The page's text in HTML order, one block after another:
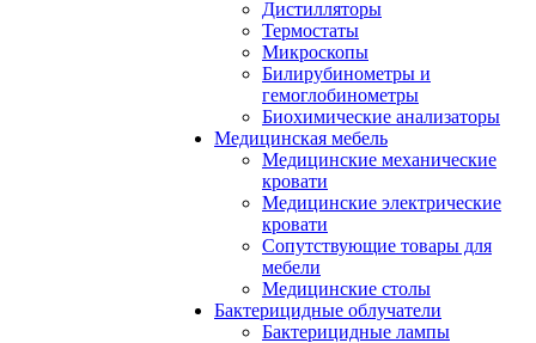
Дистилляторы
Термостаты
Микроскопы
Билирубинометры и
гемоглобинометры
Биохимические анализаторы
Медицинская мебель
Медицинские механические
кровати
Медицинские электрические
кровати
Сопутствующие товары для
мебели
Медицинские столы
Бактерицидные облучатели
Бактерицидные лампы